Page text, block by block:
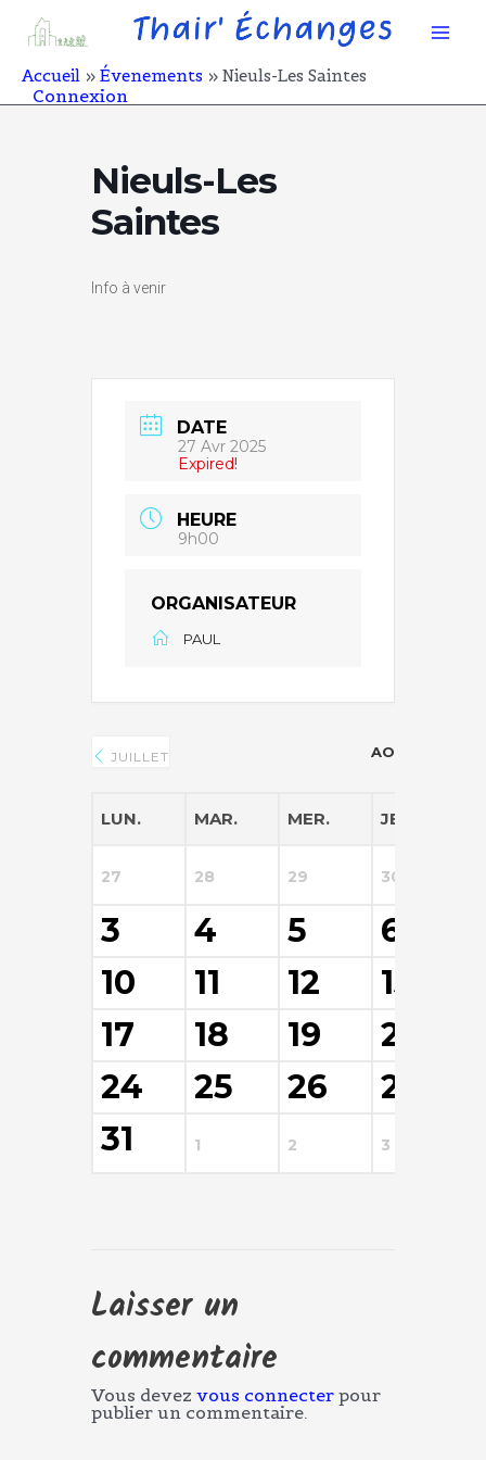
contenu
Accueil Évenements Nieuls-Les Saintes
Connexion
Nieuls-Les
Saintes
Info à venir
DATE
27 Avr 2025
Expired!
HEURE
9h00
ORGANISATEUR
PAUL
JUILLET AOÛT 2026
LUN. MAR. MER. JEU.
27 28 29 30
3 4 5 6
10
11 12 13
17
18 19 20
24
25 26 27
31
1 2 3
Laisser un
commentaire
Vous devez vous connecter pour
publier un commentaire.